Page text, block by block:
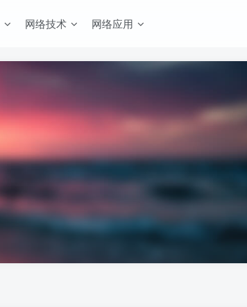
网络技术 网络应用